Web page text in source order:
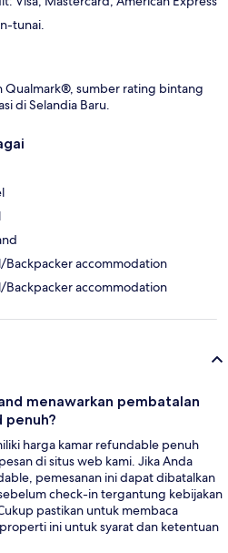
tunai.
Qualmark®, sumber rating bintang
di Selandia Baru.
Backpacker accommodation
Backpacker accommodation
menawarkan pembatalan
penuh?
harga kamar refundable penuh
di situs web kami. Jika Anda
pemesanan ini dapat dibatalkan
check-in tergantung kebijakan
pastikan untuk membaca
ini untuk syarat dan ketentuan